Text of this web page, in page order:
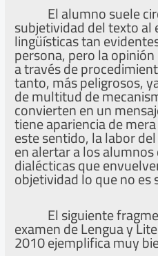
El alumno suele
subjetividad del texto al
lingüísticas tan
persona, pero la
a través de
tanto, más peligrosos,
de multitud de
convierten en un
tiene apariencia de
este sentido, la labor
en alertar a los
dialécticas que
objetividad lo que no
El siguiente
examen de Lengua y
2010 ejemplifica muy